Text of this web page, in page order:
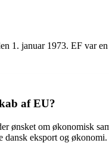
1. januar 1973. EF var
af EU?
ønsket om økonomisk
dansk eksport og økonomi.